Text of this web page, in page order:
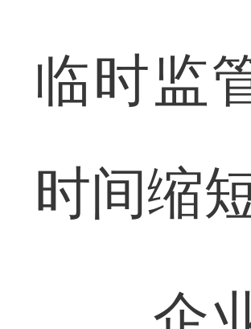
临时监
时间缩